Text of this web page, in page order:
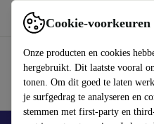
Cookie-voorkeuren
Onze producten en cookies
hergebruikt. Dit laatste vooral
tonen. Om dit goed te laten
je surfgedrag te analyseren en
stemmen met first-party en
Gebruik refurbed snel en eenvoudig